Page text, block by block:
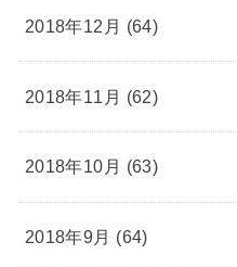
2018年12月 (64)
2018年11月 (62)
2018年10月 (63)
2018年9月 (64)